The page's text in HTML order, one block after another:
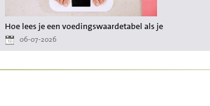
Hoe lees je een voedingswaardetabel als je wilt afvallen?
06-07-2026